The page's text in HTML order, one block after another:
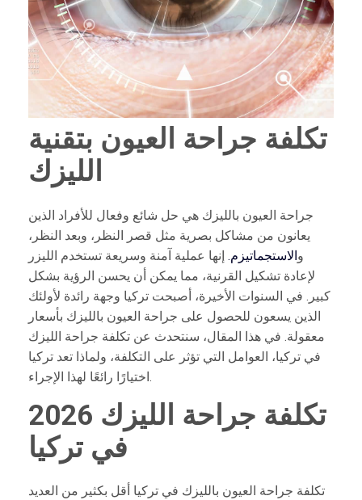
تكلفة جراحة العيون بتقنية
الليزك
جراحة العيون بالليزك هي حل شائع وفعال للأفراد الذين
يعانون من مشاكل بصرية مثل قصر النظر، وبعد النظر،
والاستجماتيزم. إنها عملية آمنة وسريعة تستخدم الليزر
لإعادة تشكيل القرنية، مما يمكن أن يحسن الرؤية بشكل
كبير. في السنوات الأخيرة، أصبحت تركيا وجهة رائدة لأولئك
الذين يسعون للحصول على جراحة العيون بالليزك بأسعار
معقولة. في هذا المقال، سنتحدث عن تكلفة جراحة الليزك
في تركيا، العوامل التي تؤثر على التكلفة، ولماذا تعد تركيا
اختيارًا رائعًا لهذا الإجراء.
2026 تكلفة جراحة الليزك
في تركيا
تكلفة جراحة العيون بالليزك في تركيا أقل بكثير من العديد